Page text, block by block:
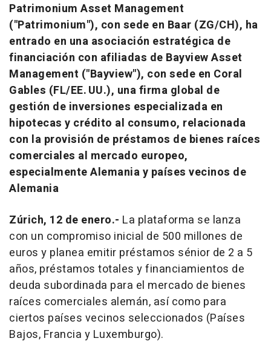
Patrimonium Asset Management
("Patrimonium"), con sede en Baar (ZG/CH), ha
entrado en una asociación estratégica de
financiación con afiliadas de Bayview Asset
Management ("Bayview"), con sede en Coral
Gables (FL/EE. UU.), una firma global de
gestión de inversiones especializada en
hipotecas y crédito al consumo, relacionada
con la provisión de préstamos de bienes raíces
comerciales al mercado europeo,
especialmente Alemania y países vecinos de
Alemania
Zúrich, 12 de enero.- La plataforma se lanza
con un compromiso inicial de 500 millones de
euros y planea emitir préstamos sénior de 2 a 5
años, préstamos totales y financiamientos de
deuda subordinada para el mercado de bienes
raíces comerciales alemán, así como para
ciertos países vecinos seleccionados (Países
Bajos, Francia y Luxemburgo).